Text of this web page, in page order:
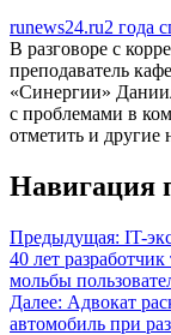
runews24.ru2 года
В разговоре с
преподаватель
«Синергии»
с проблемами в
отметить и
Навигация
Предыдущая: IT-
40 лет
мольбы
Далее: Адвокат
автомобиль при